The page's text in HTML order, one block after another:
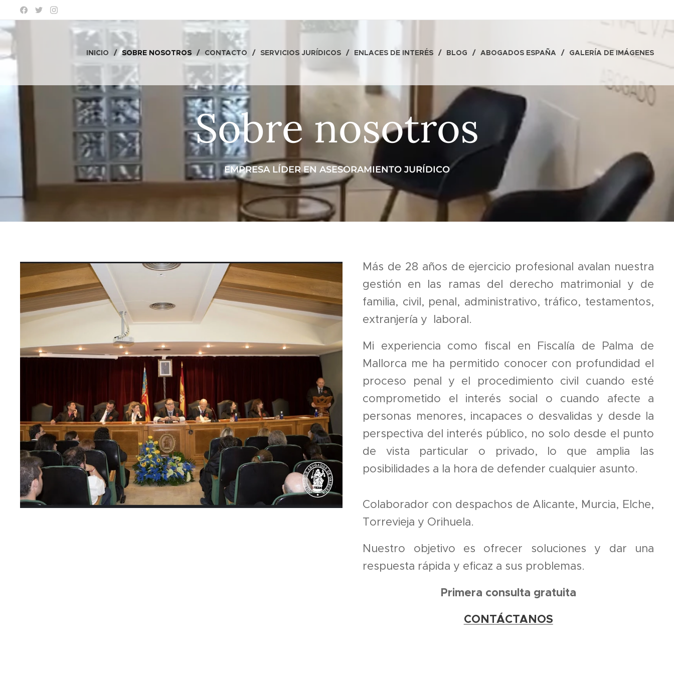
INICIO SOBRE NOSOTROS CONTACTO SERVICIOS JURÍDICOS ENLACES DE INTERÉS BLOG ABOGADOS ESPAÑA GALERÍA DE IMÁGENES
Sobre nosotros
EMPRESA LÍDER EN ASESORAMIENTO JURÍDICO
Más de 28 años de ejercicio profesional avalan nuestra
gestión en las ramas del derecho matrimonial y de
familia, civil, penal, administrativo, tráfico, testamentos,
extranjería y laboral.
Mi experiencia como fiscal en Fiscalía de Palma de
Mallorca me ha permitido conocer con profundidad el
proceso penal y el procedimiento civil cuando esté
comprometido el interés social o cuando afecte a
personas menores, incapaces o desvalidas y desde la
perspectiva del interés público, no solo desde el punto
de vista particular o privado, lo que amplia las
posibilidades a la hora de defender cualquier asunto.
Colaborador con despachos de Alicante, Murcia, Elche,
Torrevieja y Orihuela.
Nuestro objetivo es ofrecer soluciones y dar una
respuesta rápida y eficaz a sus problemas.
Primera consulta gratuita
CONTÁCTANOS